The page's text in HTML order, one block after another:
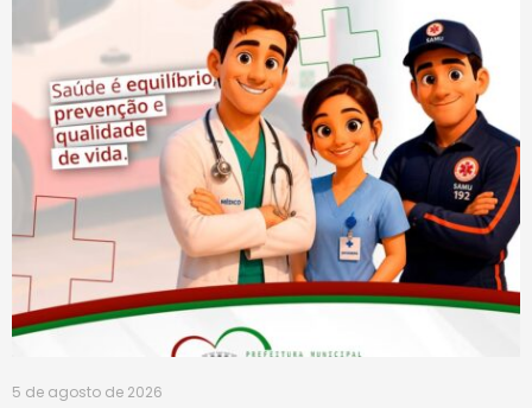
5 de agosto de 2026